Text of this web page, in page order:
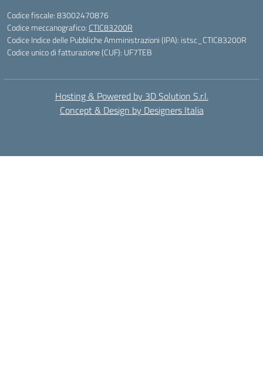
Codice fiscale: 83002470876
Codice meccanografico: CTIC83200R
Codice Indice delle Pubbliche Amministrazioni (IPA): istsc_CTIC83200R
Codice unico di fatturazione (CUF): UF7TEB
Hosting & Powered by 3D Solution S.r.l.
Concept & Design by Designers Italia